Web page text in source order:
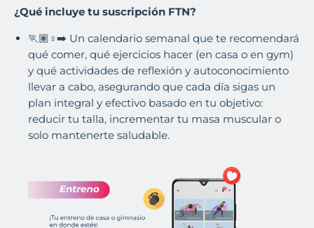
¿Qué incluye tu suscripción FTN?
🏃🏽♀️➡️ Un calendario semanal que te recomendará
qué comer, qué ejercicios hacer (en casa o en gym)
y qué actividades de reflexión y autoconocimiento
llevar a cabo, asegurando que cada día sigas un
plan integral y efectivo basado en tu objetivo:
reducir tu talla, incrementar tu masa muscular o
solo mantenerte saludable.